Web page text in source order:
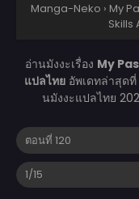
Manga-Neko › My
Skills
อ่านมังงะเรื่อง My
แปลไทยอัพเดทล่าสุดที่
นมังงะแปลไทย